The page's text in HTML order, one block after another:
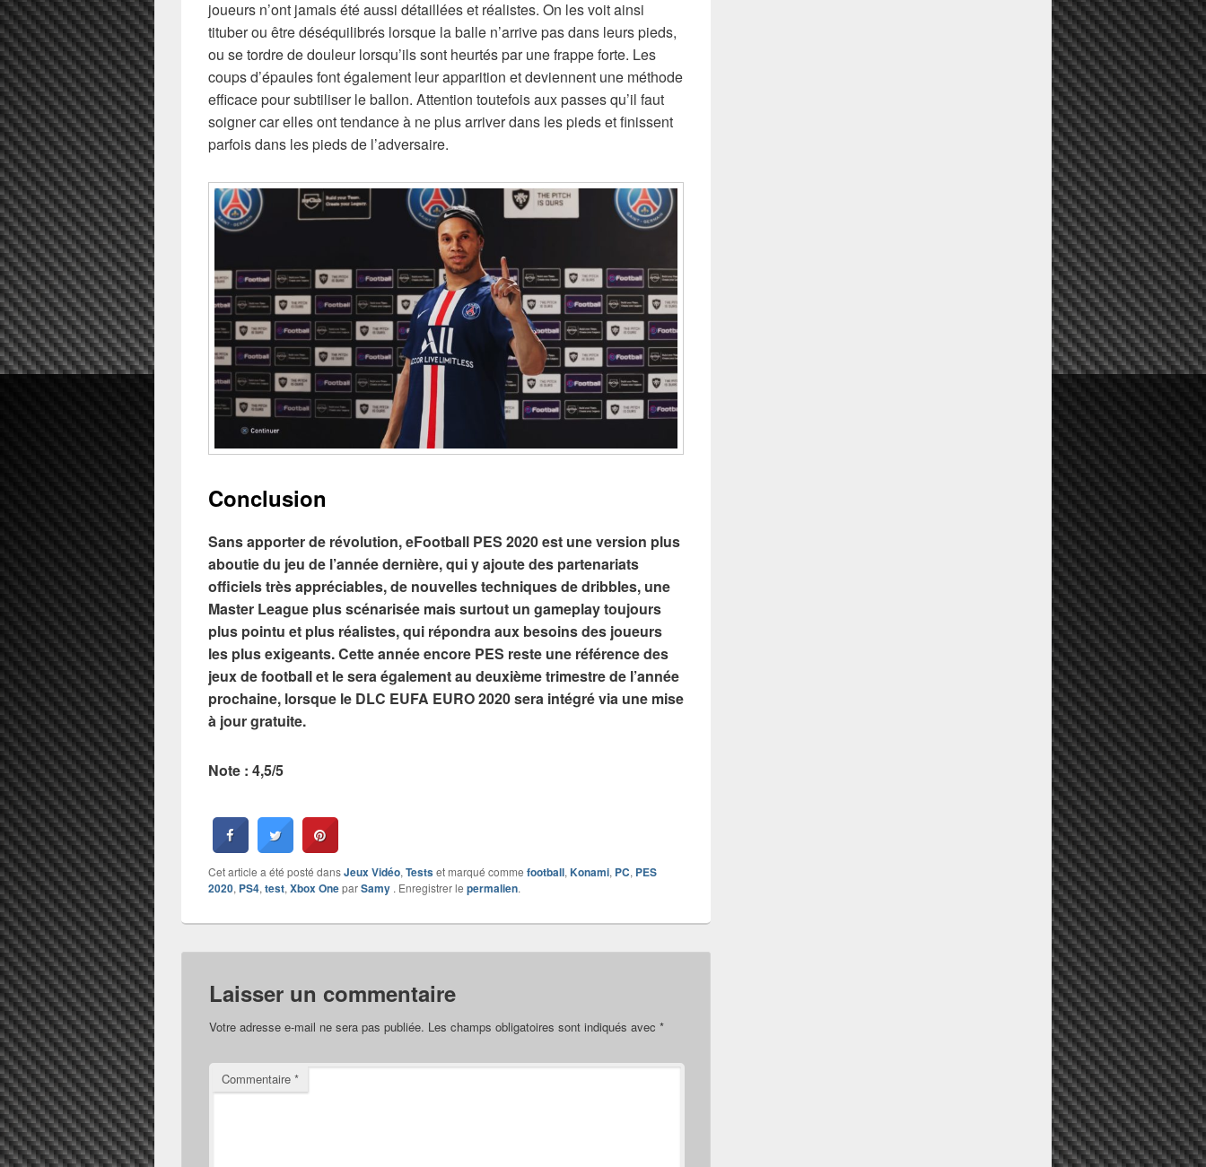
joueurs n’ont jamais été aussi détaillées et réalistes. On les voit ainsi
tituber ou être déséquilibrés lorsque la balle n’arrive pas dans leurs pieds,
ou se tordre de douleur lorsqu’ils sont heurtés par une frappe forte. Les
coups d’épaules font également leur apparition et deviennent une méthode
efficace pour subtiliser le ballon. Attention toutefois aux passes qu’il faut
soigner car elles ont tendance à ne plus arriver dans les pieds et finissent
parfois dans les pieds de l’adversaire.
Conclusion
Sans apporter de révolution, eFootball PES 2020 est une version plus
aboutie du jeu de l’année dernière, qui y ajoute des partenariats
officiels très appréciables, de nouvelles techniques de dribbles, une
Master League plus scénarisée mais surtout un gameplay toujours
plus pointu et plus réalistes, qui répondra aux besoins des joueurs
les plus exigeants. Cette année encore PES reste une référence des
jeux de football et le sera également au deuxième trimestre de l’année
prochaine, lorsque le DLC EUFA EURO 2020 sera intégré via une mise
à jour gratuite.
Note : 4,5/5
Cet article a été posté dansJeux Vidéo,Testset marqué comme football,Konami, PC, PES
2020, PS4,test,Xbox OneparSamy . Enregistrer le permalien.
Laisser un commentaire
Votre adresse e-mail ne sera pas publiée. Les champs obligatoires sont indiqués avec *
Commentaire *